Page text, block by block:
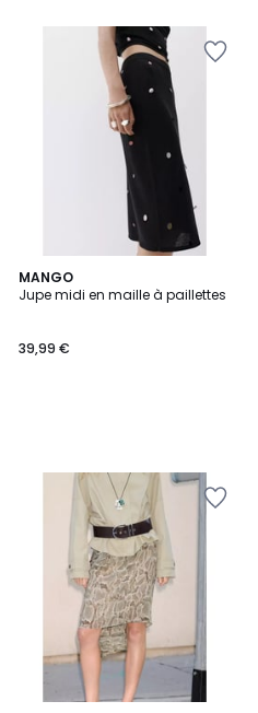
MANGO
Jupe midi en maille à paillettes
39,99 €